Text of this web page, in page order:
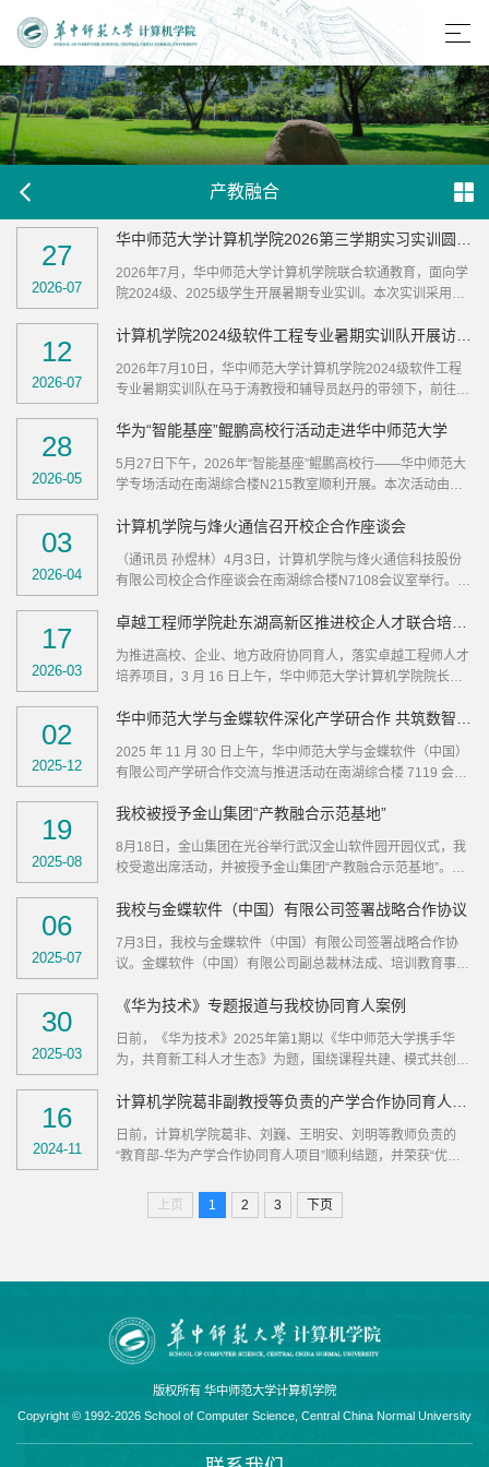
产教融合
27
2026-07
2026年7月，华中师范大学计算机学院联合软通教育，面向学
院2024级、2025级学生开展暑期专业实训。本次实训采用首
余名计算机专业学生参与，特邀5名企业讲师全程驻班带教，
报管理制度，以独立项目开发、一对一线上单人答辩作为核心
考核环节，为我院学子搭建贴合行业标准的企业级实战学习平
12
2026-07
2026年7月10日，华中师范大学计算机学院2024级软件工程
专业暑期实训队在马于涛教授和辅导员赵丹的带领下，前往金
探访实践活动。据悉，此次活动依托计算机学院与金蝶联合开
展线下教学，以金蝶云星瀚产品为实操载体，组织同学们基于
苍穹平台进行应用开发训练。（图为金蝶企业讲师在校内讲授
实训队师生实地参观企业核心办公区域，...
28
2026-05
华为“智能基座”鲲鹏高校行活动走进华中师范大学
5月27日下午，2026年“智能基座”鲲鹏高校行——华中师范大
学专场活动在南湖综合楼N215教室顺利开展。本次活动由华
鹏生态应用开发领域，旨在深化产教融合，促进协同育人。华
院副院长崔建群、华为鲲鹏布道师楼佳明出席活动。华为武汉
研究所相关工作负责人，计算机学院辅导员、教学秘书及160
得的成效。...
03
2026-04
计算机学院与烽火通信召开校企合作座谈会
（通讯员 孙煜林）4月3日，计算机学院与烽火通信科技股份
有限公司校企合作座谈会在南湖综合楼N7108会议室举行。烽
部技术专家毕千筠、网络AI开发部高级软件工程师赵昱、综合
招聘经理孙梦迪等企业代表出席；计算机学院院长蒋兴鹏、党
委副书记庄甲鹏，副院长刘明、崔建群、谢伟，副教授刘铂熙
17
2026-03
为推进高校、企业、地方政府协同育人，落实卓越工程师人才
培养项目，3 月 16 日上午，华中师范大学计算机学院院长蒋
飞，计算机学院分党委书记王坤等一行，前往武汉东湖高新区
江、人才工作局科长文静出席座谈。会上，蒋兴鹏院长重点介
绍了我校计算机学院及相关学科建设、人才培养的情况，叶飞
02
2025-12
2025 年 11 月 30 日上午，华中师范大学与金蝶软件（中国）
有限公司产学研合作交流与推进活动在南湖综合楼 7119 会议
曹丽、湖北分公司市场部校企合作经理陈震、华中师范大学党
崔建群等领导嘉宾，以及学院师生代表共同出席活动，围绕校
企合作深化、人才培养、科研协同等议题展开深入交流，崔建
19
2025-08
我校被授予金山集团“产教融合示范基地”
8月18日，金山集团在光谷举行武汉金山软件园开园仪式，我
校受邀出席活动，并被授予金山集团“产教融合示范基地”。金
事兼CEO邹涛为我校颁发奖牌，校党委副书记、纪委书记刘继
年，金山集团启动武汉战略布局，金山武汉总部落户东湖高新
区。8年间，金山武汉总部发展迅猛，已成为金山集团规模最
06
2025-07
我校与金蝶软件（中国）有限公司签署战略合作协议
7月3日，我校与金蝶软件（中国）有限公司签署战略合作协
议。金蝶软件（中国）有限公司副总裁林法成、培训教育事业
业互联网业务部总监赵亚妮，校副校长刘三女牙、科技处副处
计算机学院副院长崔建群、经济与工商管理学院副院长文鹏等
出席签约仪式。崔建群主持签约仪式。刘三女牙在致辞中表
30
2025-03
《华为技术》专题报道与我校协同育人案例
日前，《华为技术》2025年第1期以《华中师范大学携手华
为，共育新工科人才生态》为题，围绕课程共建、模式共创、
才的生动实践作专题报道。现将全文转载如下：华中师范大学
与华为共建信息与网络技术学院创新人才中心（后更名为华为
ICT学院创新人才中心），标志着双方人才培养方面的合作序
16
2024-11
日前，计算机学院葛非、刘巍、王明安、刘明等教师负责的
“教育部-华为产学合作协同育人项目”顺利结题，并荣获“优秀”
轻量系统设备开发技能培养”。该项目的实施包括以下主要内
容：结合华中师范大学计算机学院的教学资源和华为公司的技
校计算机类专业教...
上页 1 2 3 下页
版权所有 华中师范大学计算机学院
Copyright © 1992-2026 School of Computer Science, Central China Normal University